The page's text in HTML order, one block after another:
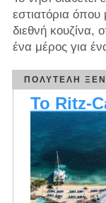
εστιατόρια
διεθνή κουζίνα,
ένα μέρος για
ΠΟΛΥΤΕΛΉ
Το Ritz-